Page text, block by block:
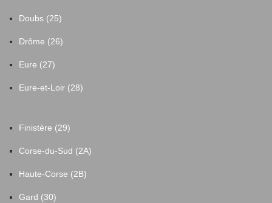
Doubs (25)
Drôme (26)
Eure (27)
Eure-et-Loir (28)
Finistère (29)
Corse-du-Sud (2A)
Haute-Corse (2B)
Gard (30)